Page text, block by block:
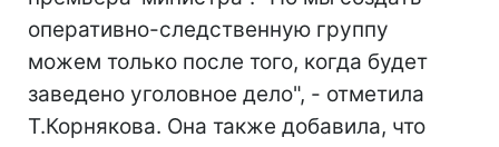
оперативно-следственную группу
можем только после того, когда будет
заведено уголовное дело", - отметила
Т.Корнякова. Она также добавила, что